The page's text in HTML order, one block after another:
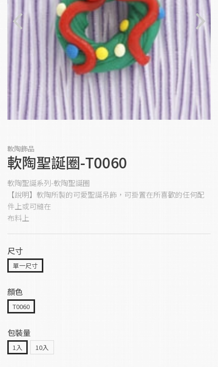
軟陶飾品
軟陶聖誕圈-T0060
軟陶聖誕系列-軟陶聖誕圈
【說明】軟陶所製的可愛聖誕吊飾，可掛置在所喜歡的任何配
件上或可縫在
布料上
尺寸
單一尺寸
顏色
T0060
包裝量
1入 10入